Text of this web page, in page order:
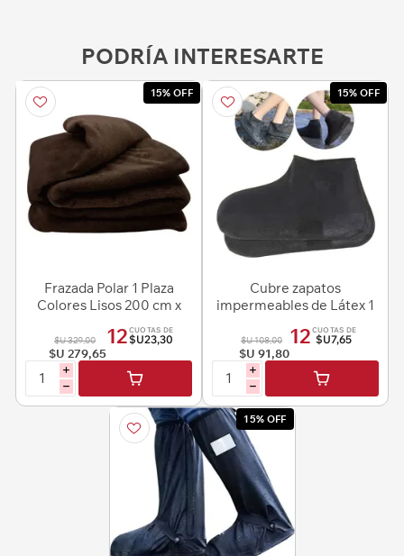
PODRÍA INTERESARTE
15% OFF
Frazada Polar 1 Plaza
Colores Lisos 200 cm x
$U 329,00
$U 279,65
12 CUOTAS DE
$U23,30
i
h
15% OFF
Cubre zapatos
impermeables de Látex 1
$U 108,00
$U 91,80
12 CUOTAS DE
$U7,65
i
h
15% OFF